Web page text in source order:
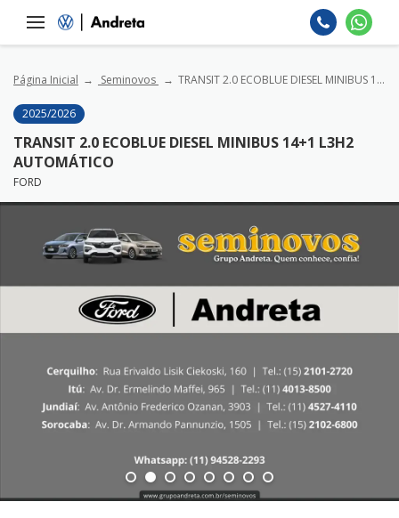
Página Inicial Seminovos TRANSIT 2.0 ECOBLUE DIESEL MINIBUS 14+1 L3H2 AUTOMÁTICO
2025/2026
TRANSIT 2.0 ECOBLUE DIESEL MINIBUS 14+1 L3H2
AUTOMÁTICO
FORD